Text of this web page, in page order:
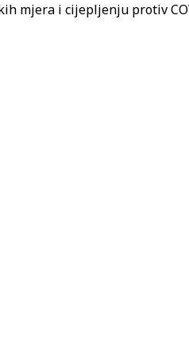
mjera i cijepljenju protiv